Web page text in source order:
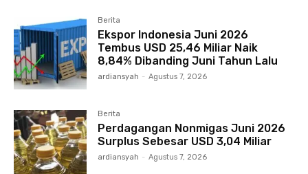
Berita
Ekspor Indonesia Juni 2026
Tembus USD 25,46 Miliar Naik
8,84% Dibanding Juni Tahun Lalu
ardiansyah - Agustus 7, 2026
Berita
Perdagangan Nonmigas Juni 2026
Surplus Sebesar USD 3,04 Miliar
ardiansyah - Agustus 7, 2026